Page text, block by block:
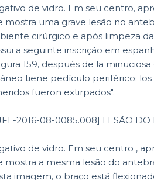
de vidro. Em seu centro,
mostra uma grave lesão no
cirúrgico e após limpeza
a seguinte inscrição em espanhol: "Fig. 160. El mismo
159, después de la
tiene pedículo periférico;
fueron extirpados".
2016-08-0085.008] LESÃO DO
de vidro. Em seu centro ,
mostra a mesma lesão do
imagem, o braço está